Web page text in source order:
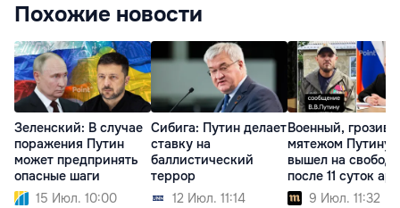
Похожие новости
Зеленский: В случае
поражения Путин
может предпринять
опасные шаги
15 Июл. 10:00
Сибига: Путин делает
ставку на
баллистический
террор
12 Июл. 11:14
Военный,
мятежом Путину,
вышел на свободу
после 11 суток
9 Июл. 11:32